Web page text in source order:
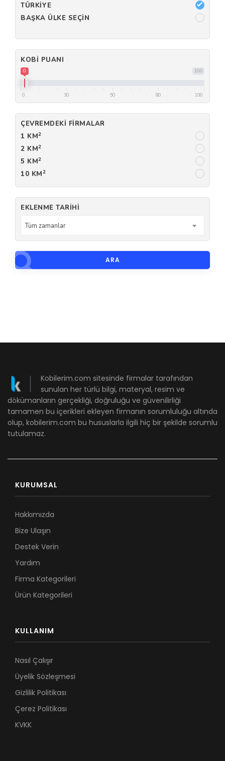
TÜRKIYE
BAŞKA ÜLKE SEÇIN
KOBI PUANI
100
0
0 30 50 80 100
ÇEVREMDEKI FIRMALAR
1 KM2
2 KM2
5 KM2
10 KM2
EKLENME TARIHI
Tüm zamanlar
ARA
Kobilerim.com sitesinde firmalar tarafından
sunulan her türlü bilgi, materyal, resim ve
dökümanların gerçekliği, doğruluğu ve güvenilirliği
tamamen bu içerikleri ekleyen firmanın sorumluluğu altında
olup, kobilerim.com bu hususlarla ilgili hiç bir şekilde sorumlu
tutulamaz.
KURUMSAL
Hakkımızda
Bize Ulaşın
Destek Verin
Yardım
Firma Kategorileri
Ürün Kategorileri
KULLANIM
Nasıl Çalışır
Üyelik Sözleşmesi
Gizlilik Politikası
Çerez Politikası
KVKK